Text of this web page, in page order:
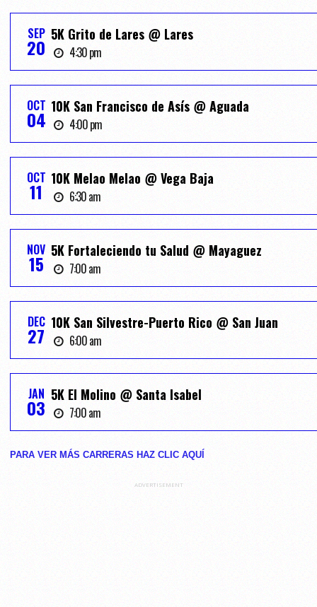
SEP
20
5K Grito de Lares @ Lares
4:30 pm
OCT
04
10K San Francisco de Asís @ Aguada
4:00 pm
OCT
11
10K Melao Melao @ Vega Baja
6:30 am
NOV
15
5K Fortaleciendo tu Salud @ Mayaguez
7:00 am
DEC
27
10K San Silvestre-Puerto Rico @ San Juan
6:00 am
JAN
03
5K El Molino @ Santa Isabel
7:00 am
PARA VER MÁS CARRERAS HAZ CLIC AQUĺ
ADVERTISEMENT